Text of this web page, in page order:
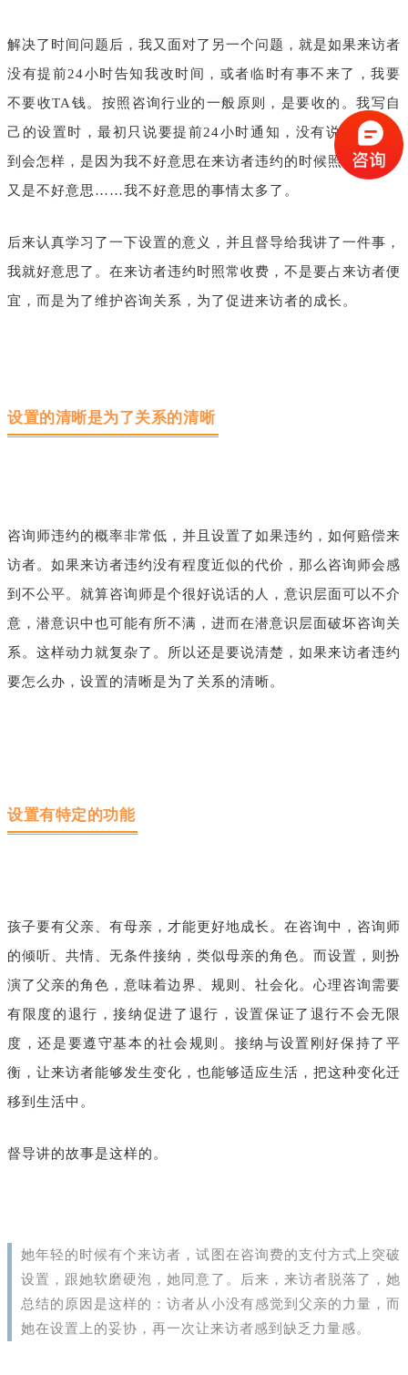
解决了时间问题后，我又面对了另一个问题，就是如果来访者
没有提前24小时告知我改时间，或者临时有事不来了，我要
不要收TA钱。按照咨询行业的一般原则，是要收的。我写自
己的设置时，最初只说要提前24小时通知，没有说如果做不
到会怎样，是因为我不好意思在来访者违约的时候照常收费。
又是不好意思……我不好意思的事情太多了。
后来认真学习了一下设置的意义，并且督导给我讲了一件事，
我就好意思了。在来访者违约时照常收费，不是要占来访者便
宜，而是为了维护咨询关系，为了促进来访者的成长。
设置的清晰是为了关系的清晰
咨询师违约的概率非常低，并且设置了如果违约，如何赔偿来
访者。如果来访者违约没有程度近似的代价，那么咨询师会感
到不公平。就算咨询师是个很好说话的人，意识层面可以不介
意，潜意识中也可能有所不满，进而在潜意识层面破坏咨询关
系。这样动力就复杂了。所以还是要说清楚，如果来访者违约
要怎么办，设置的清晰是为了关系的清晰。
设置有特定的功能
孩子要有父亲、有母亲，才能更好地成长。在咨询中，咨询师
的倾听、共情、无条件接纳，类似母亲的角色。而设置，则扮
演了父亲的角色，意味着边界、规则、社会化。心理咨询需要
有限度的退行，接纳促进了退行，设置保证了退行不会无限
度，还是要遵守基本的社会规则。接纳与设置刚好保持了平
衡，让来访者能够发生变化，也能够适应生活，把这种变化迁
移到生活中。
督导讲的故事是这样的。
她年轻的时候有个来访者，试图在咨询费的支付方式上突破
设置，跟她软磨硬泡，她同意了。后来，来访者脱落了，她
总结的原因是这样的：访者从小没有感觉到父亲的力量，而
她在设置上的妥协，再一次让来访者感到缺乏力量感。